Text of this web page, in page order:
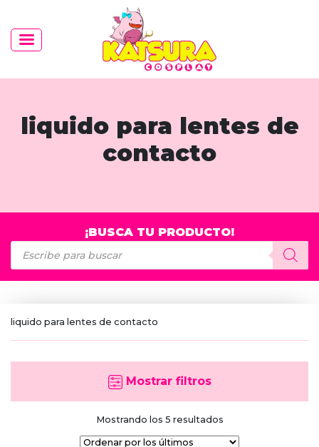
liquido para lentes de
contacto
¡BUSCA TU PRODUCTO!
Búsqueda
de
productos
liquido para lentes de contacto
Mostrar filtros
Mostrando los 5 resultadosOrdenado